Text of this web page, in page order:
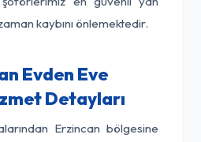
kaybını önlemektedir.
Evden Eve
Detayları
Erzincan bölgesine